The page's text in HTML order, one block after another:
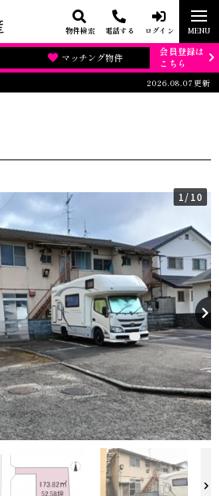
物件検索 電話する ログイン MENU
マッチング物件
会員登録は
こちら
2026.08.07更新
1/10